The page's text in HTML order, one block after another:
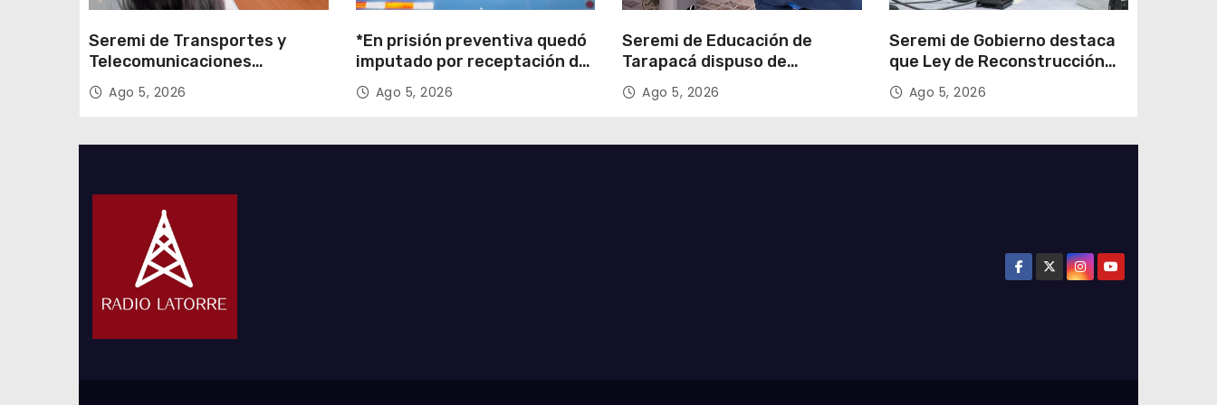
Seremi de Transportes y
Telecomunicaciones
encabezó primera mesa de
coordinación para el retiro de
Ago 5, 2026
*En prisión preventiva quedó
imputado por receptación de
cigarrillos avaluados en
$1.600 millones*
Ago 5, 2026
Seremi de Educación de
Tarapacá dispuso de
facilitadores para apoyar
proceso de Admisión Escolar
Ago 5, 2026
Seremi de Gobierno destaca
que Ley de Reconstrucción
Nacional impulsará la
inversión y el empleo en
Ago 5, 2026